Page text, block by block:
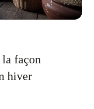
façon
hiver